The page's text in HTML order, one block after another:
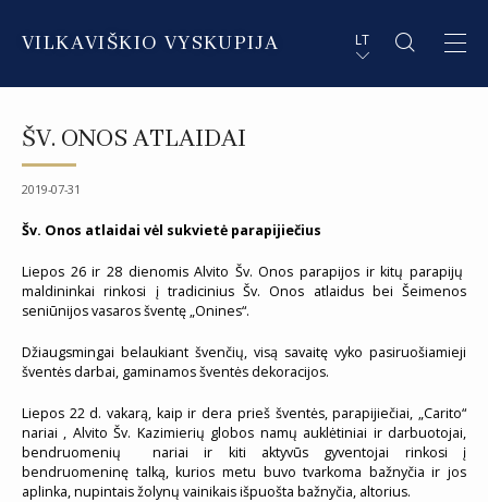
VILKAVIŠKIO VYSKUPIJA LT
PAŠVĘSTAS GYVENIMAS
ŠV. ONOS ATLAIDAI
2019-07-31
Šv. Onos atlaidai vėl sukvietė parapijiečius
Liepos 26 ir 28 dienomis Alvito Šv. Onos parapijos ir kitų parapijų
maldininkai rinkosi į tradicinius Šv. Onos atlaidus bei Šeimenos
seniūnijos vasaros šventę „Onines“.
Džiaugsmingai belaukiant švenčių, visą savaitę vyko pasiruošiamieji
šventės darbai, gaminamos šventės dekoracijos.
Liepos 22 d. vakarą, kaip ir dera prieš šventės, parapijiečiai, „Carito“
nariai , Alvito Šv. Kazimierių globos namų auklėtiniai ir darbuotojai,
bendruomenių nariai ir kiti aktyvūs gyventojai rinkosi į
bendruomeninę talką, kurios metu buvo tvarkoma bažnyčia ir jos
aplinka, nupintais žolynų vainikais išpuošta bažnyčia, altorius.